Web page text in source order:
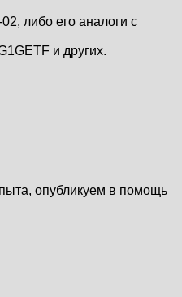
либо его аналоги c
и других.
опубликуем в помощь